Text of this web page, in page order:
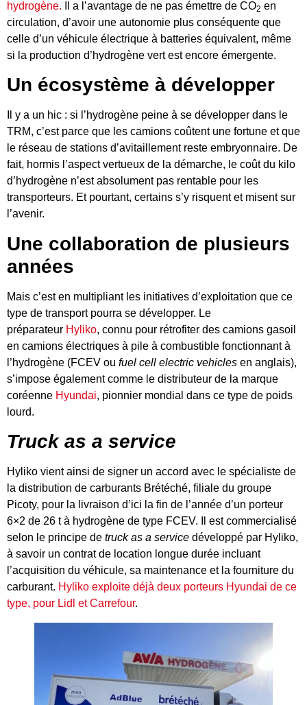
hydrogène. Il a l’avantage de ne pas émettre de CO2 en
circulation, d’avoir une autonomie plus conséquente que
celle d’un véhicule électrique à batteries équivalent, même
si la production d’hydrogène vert est encore émergente.
Un écosystème à développer
Il y a un hic : si l’hydrogène peine à se développer dans le
TRM, c’est parce que les camions coûtent une fortune et que
le réseau de stations d’avitaillement reste embryonnaire. De
fait, hormis l’aspect vertueux de la démarche, le coût du kilo
d’hydrogène n’est absolument pas rentable pour les
transporteurs. Et pourtant, certains s’y risquent et misent sur
l’avenir.
Une collaboration de plusieurs
années
Mais c’est en multipliant les initiatives d’exploitation que ce
type de transport pourra se développer. Le
préparateur Hyliko, connu pour rétrofiter des camions gasoil
en camions électriques à pile à combustible fonctionnant à
l’hydrogène (FCEV ou fuel cell electric vehicles en anglais),
s’impose également comme le distributeur de la marque
coréenne Hyundai, pionnier mondial dans ce type de poids
lourd.
Truck as a service
Hyliko vient ainsi de signer un accord avec le spécialiste de
la distribution de carburants Brétéché, filiale du groupe
Picoty, pour la livraison d’ici la fin de l’année d’un porteur
6×2 de 26 t à hydrogène de type FCEV. Il est commercialisé
selon le principe de truck as a service développé par Hyliko,
à savoir un contrat de location longue durée incluant
l’acquisition du véhicule, sa maintenance et la fourniture du
carburant. Hyliko exploite déjà deux porteurs Hyundai de ce
type, pour Lidl et Carrefour.